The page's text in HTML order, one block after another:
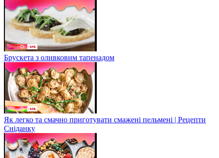
Брускета з оливковим тапенадом
Як легко та смачно приготувати смажені пельмені | Рецепти
Сніданку